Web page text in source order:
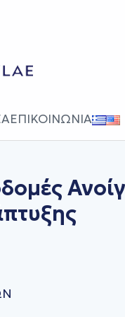
ΕΠΙΚΟΙΝΩΝΙΑ